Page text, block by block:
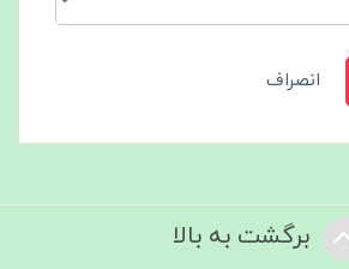
انصراف
برگشت به بالا